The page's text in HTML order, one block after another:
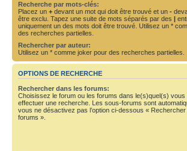
Recherche par mots-clés:
Placez un + devant un mot qui doit être trouvé et un -
être exclu. Tapez une suite de mots séparés par des |
uniquement un des mots doit être trouvé. Utilisez un *
des recherches partielles.
Rechercher par auteur:
Utilisez un * comme joker pour des recherches partielles.
OPTIONS DE RECHERCHE
Rechercher dans les forums:
Choisissez le forum ou les forums dans le(s)quel(s) vous
effectuer une recherche. Les sous-forums sont
vous ne désactivez pas l’option ci-dessous «
forums ».